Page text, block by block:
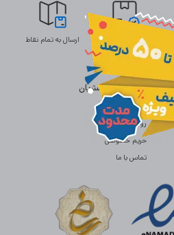
ضمانت اصالت ارسال به تمام نقاط
خدمات مشتریان
سوالات متداول
رویه بازگردانی کالا
حریم خصوصی
تماس با ما